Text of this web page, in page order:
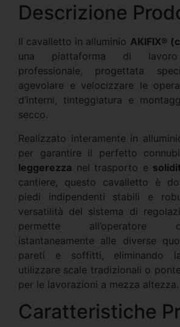
Descrizione
Il cavalletto in alluminio AKIFIX®
una piattaforma di lavoro
professionale, progettata
agevolare e velocizzare le
d’interni, tinteggiatura e
secco.
Realizzato interamente in
per garantire il perfetto
leggerezza nel trasporto e
cantiere, questo cavalletto è
piedi indipendenti stabili e
versatilità del sistema di
permette all’operatore
istantaneamente alle diverse
pareti e soffitti, eliminando
utilizzare scale tradizionali o
per le lavorazioni a mezza altezza.
Caratteristiche